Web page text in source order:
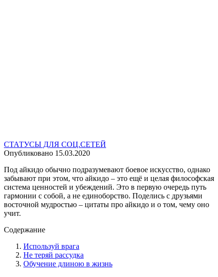
СТАТУСЫ ДЛЯ СОЦ.СЕТЕЙ
Опубликовано 15.03.2020
Под айкидо обычно подразумевают боевое искусство, однако
забывают при этом, что айкидо – это ещё и целая философская
система ценностей и убеждений. Это в первую очередь путь
гармонии с собой, а не единоборство. Поделись с друзьями
восточной мудростью – цитаты про айкидо и о том, чему оно
учит.
Содержание
Используй врага
Не теряй рассудка
Обучение длиною в жизнь